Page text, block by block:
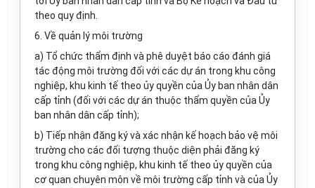
theo quy định.
6. Về quản lý môi trường
a) Tổ chức thẩm định và phê duyệt báo cáo đánh giá
tác động môi trường đối với các dự án trong khu công
nghiệp, khu kinh tế theo ủy quyền của Ủy ban nhân dân
cấp tỉnh (đối với các dự án thuộc thẩm quyền của Ủy
ban nhân dân cấp tỉnh);
b) Tiếp nhận đăng ký và xác nhận kế hoạch bảo vệ môi
trường cho các đối tượng thuộc diện phải đăng ký
trong khu công nghiệp, khu kinh tế theo ủy quyền của
cơ quan chuyên môn về môi trường cấp tỉnh và của Ủy